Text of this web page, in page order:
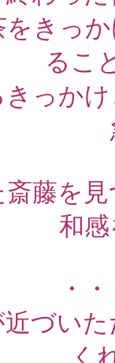
きっ
るこ
っか
藤を
和
・
づい
く